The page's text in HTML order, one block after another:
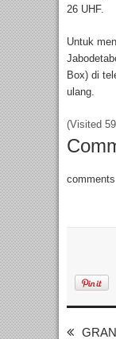
26 UHF.
Untuk
Box) di
ulang.
(Visited
comments